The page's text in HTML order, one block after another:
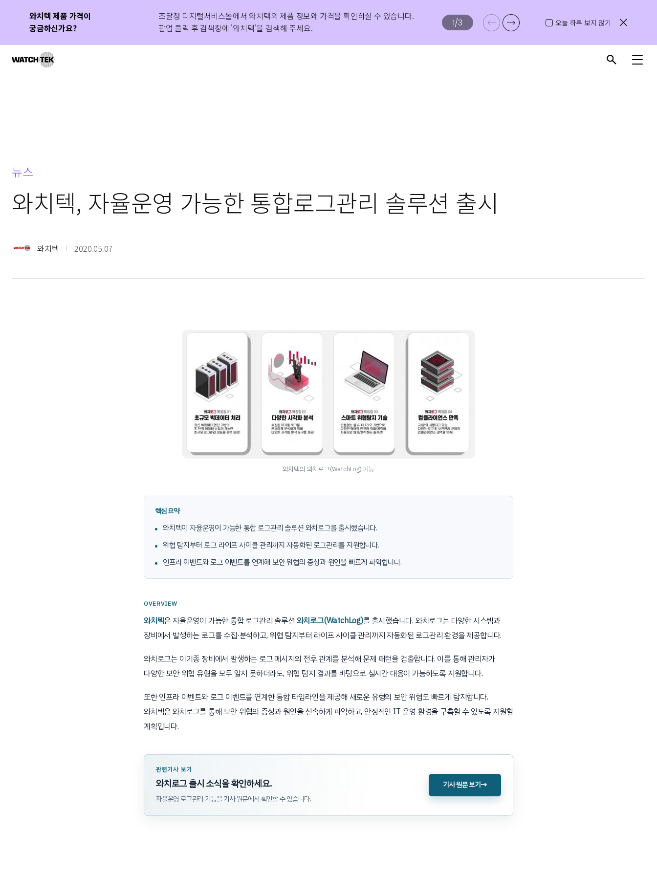
와치텍 제품 가격이
궁금하신가요?
조달청 디지털서비스몰에서 와치텍의 제품 정보와 가격을 확인하실 수 있습니다.
팝업 클릭 후 검색창에 '와치텍'을 검색해 주세요.
IT 운영 혁신 성공 사례
새롭게 공개된 국가철도공단 구축사례를 포함한 다양한 고객 성공 사례를 확인해
보세요!
와치올 PMA GS인증 1등급
획득
와치올 PMA가 GS인증 1등급을 획득하며 우수한 품질과 기술력을 공식적으로
인정받았습니다.
1/3 오늘 하루 보지 않기
뉴스
와치텍, 자율운영 가능한 통합로그관리 솔루션 출시
와치텍 2020.05.07
와치텍의 와치로그(WatchLog) 기능
핵심 요약
와치텍이 자율운영이 가능한 통합 로그관리 솔루션 와치로그를 출시했습니다.
위협 탐지부터 로그 라이프 사이클 관리까지 자동화된 로그관리를 지원합니다.
인프라 이벤트와 로그 이벤트를 연계해 보안 위협의 증상과 원인을 빠르게 파악합니다.
OVERVIEW
와치텍은 자율운영이 가능한 통합 로그관리 솔루션 와치로그(WatchLog)를 출시했습니다. 와치로그는 다양한 시스템과
장비에서 발생하는 로그를 수집·분석하고, 위협 탐지부터 라이프 사이클 관리까지 자동화된 로그관리 환경을 제공합니다.
와치로그는 이기종 장비에서 발생하는 로그 메시지의 전후 관계를 분석해 문제 패턴을 검출합니다. 이를 통해 관리자가
다양한 보안 위협 유형을 모두 알지 못하더라도, 위협 탐지 결과를 바탕으로 실시간 대응이 가능하도록 지원합니다.
또한 인프라 이벤트와 로그 이벤트를 연계한 통합 타임라인을 제공해 새로운 유형의 보안 위협도 빠르게 탐지합니다.
와치텍은 와치로그를 통해 보안 위협의 증상과 원인을 신속하게 파악하고, 안정적인 IT 운영 환경을 구축할 수 있도록 지원할
계획입니다.
관련기사 보기
와치로그 출시 소식을 확인하세요.
자율운영 로그관리 기능을 기사 원문에서 확인할 수 있습니다.
기사 원문 보기→